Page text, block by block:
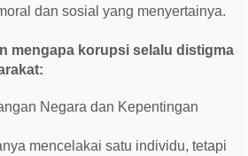
dan sosial yang menyertainya.
mengapa korupsi selalu distigma
Negara dan Kepentingan
mencelakai satu individu, tetapi